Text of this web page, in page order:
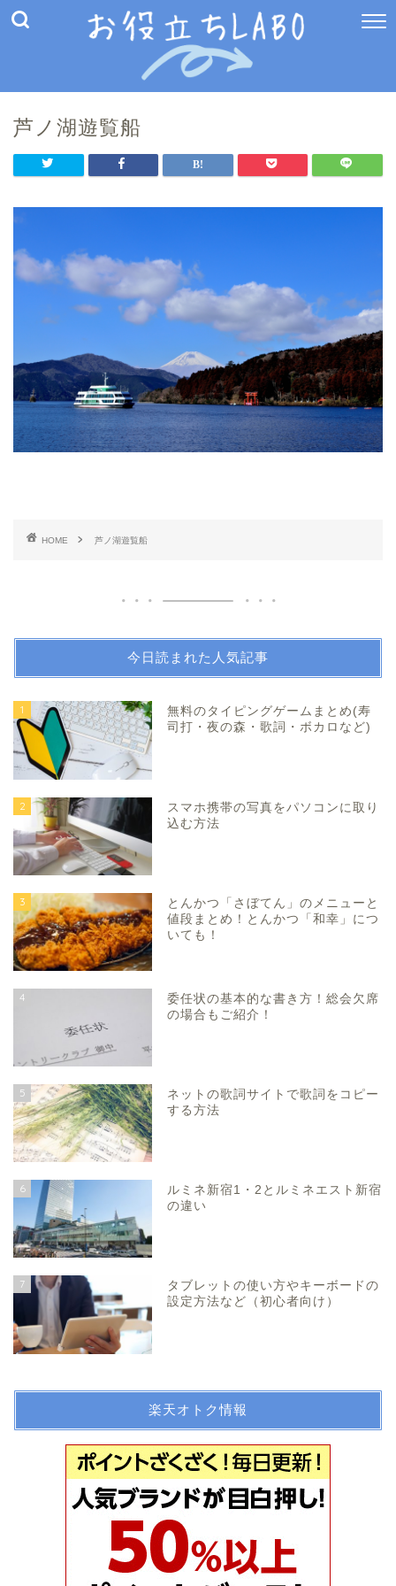
芦ノ湖遊覧船
HOME 芦ノ湖遊覧船
今日読まれた人気記事
1
無料のタイピングゲームまとめ(寿
司打・夜の森・歌詞・ボカロなど)
2
スマホ携帯の写真をパソコンに取り
込む方法
3
とんかつ「さぼてん」のメニューと
値段まとめ！とんかつ「和幸」につ
いても！
4
委任状の基本的な書き方！総会欠席
の場合もご紹介！
5
ネットの歌詞サイトで歌詞をコピー
する方法
6
ルミネ新宿1・2とルミネエスト新宿
の違い
7
タブレットの使い方やキーボードの
設定方法など（初心者向け）
楽天オトク情報